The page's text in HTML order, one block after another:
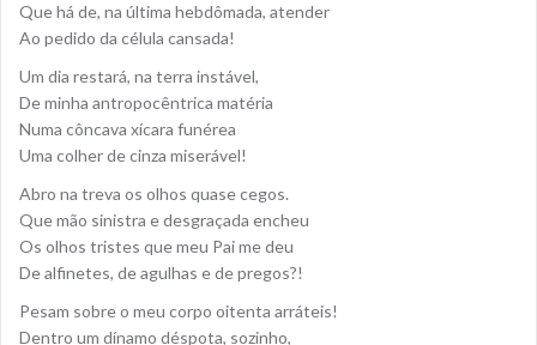
Que há de, na última hebdômada, atender
Ao pedido da célula cansada!
Um dia restará, na terra instável,
De minha antropocêntrica matéria
Numa côncava xícara funérea
Uma colher de cinza miserável!
Abro na treva os olhos quase cegos.
Que mão sinistra e desgraçada encheu
Os olhos tristes que meu Pai me deu
De alfinetes, de agulhas e de pregos?!
Pesam sobre o meu corpo oitenta arráteis!
Dentro um dínamo déspota, sozinho,